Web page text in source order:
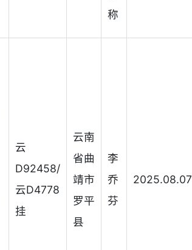
称
云
D92458/
云D4778
挂
云南
省曲
靖市
罗平
县
李
乔
芬
2025.08.07